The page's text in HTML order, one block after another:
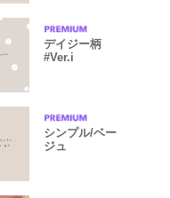
デイジー柄
#Ver.i
シンプル/ベー
ジュ